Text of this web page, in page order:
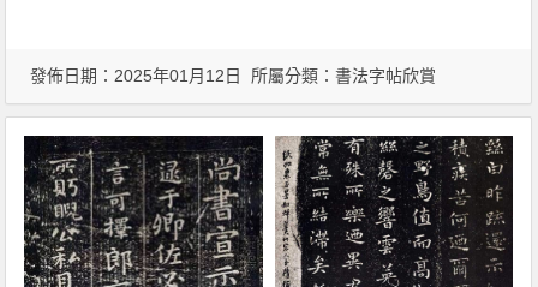
發佈日期：2025年01月12日 所屬分類：書法字帖欣賞